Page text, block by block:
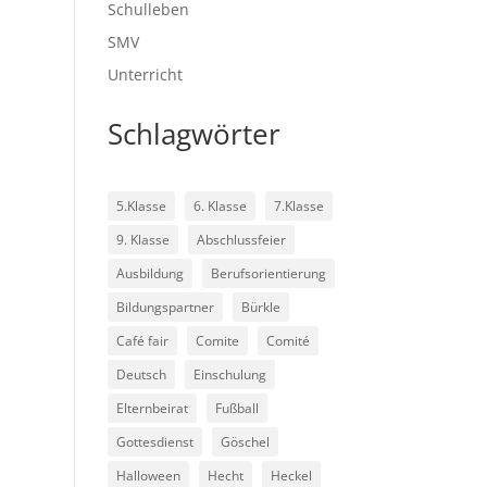
Schulleben
SMV
Unterricht
Schlagwörter
5.Klasse 6. Klasse
7.Klasse
9. Klasse
Abschlussfeier
Ausbildung
Berufsorientierung
Bildungspartner
Bürkle
Café fair
Comite
Comité
Deutsch
Einschulung
Elternbeirat
Fußball
Gottesdienst
Göschel
Halloween
Hecht Heckel